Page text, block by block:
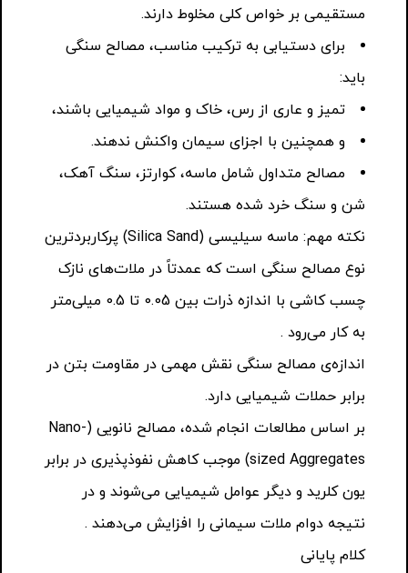
مستقیمی بر خواص کلی مخلوط دارند.
برای دستیابی به ترکیب مناسب، مصالح سنگی
باید:
تمیز و عاری از رس، خاک و مواد شیمیایی باشند،
و همچنین با اجزای سیمان واکنش ندهند.
مصالح متداول شامل ماسه، کوارتز، سنگ آهک،
شن و سنگ خرد شده هستند.
نکته مهم: ماسه سیلیسی (Silica Sand) پرکاربردترین
نوع مصالح سنگی است که عمدتاً در ملات‌های نازک
چسب کاشی با اندازه ذرات بین 0.05 تا 0.5 میلی‌متر
به کار می‌رود .
اندازه‌ی مصالح سنگی نقش مهمی در مقاومت بتن در
برابر حملات شیمیایی دارد.
بر اساس مطالعات انجام شده، مصالح نانویی (Nano-
sized Aggregates) موجب کاهش نفوذپذیری در برابر
یون کلرید و دیگر عوامل شیمیایی می‌شوند و در
نتیجه دوام ملات سیمانی را افزایش می‌دهند .
کلام پایانی